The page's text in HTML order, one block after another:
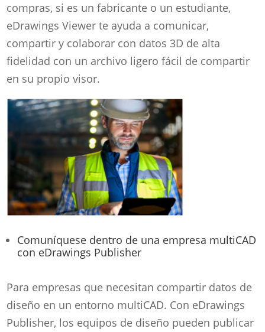
compras, si es un fabricante o un estudiante,
eDrawings Viewer te ayuda a comunicar,
compartir y colaborar con datos 3D de alta
fidelidad con un archivo ligero fácil de compartir
en su propio visor.
Comuníquese dentro de una empresa multiCAD
con eDrawings Publisher
Para empresas que necesitan compartir datos de
diseño en un entorno multiCAD. Con eDrawings
Publisher, los equipos de diseño pueden publicar